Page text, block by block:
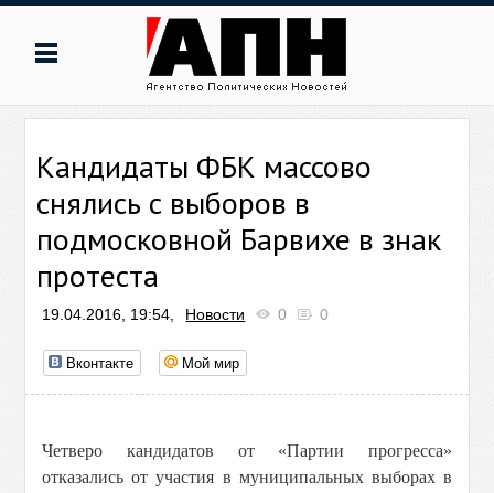
Кандидаты ФБК массово
снялись с выборов в
подмосковной Барвихе в знак
протеста
19.04.2016, 19:54, Новости 0 0
Вконтакте Мой мир
Четверо кандидатов от «Партии прогресса»
отказались от участия в муниципальных выборах в